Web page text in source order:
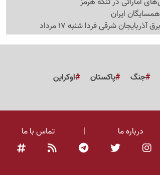
ایران
شرقی فردا شنبه 17 مرداد
جنگ پاکستان
اوکراین
درباره ما | تماس با ما